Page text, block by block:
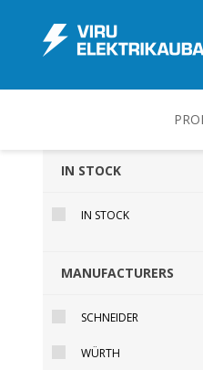
JUHT-,
IN STOCK
IN STOCK
MANUFACTURERS
SCHNEIDER
WÜRTH